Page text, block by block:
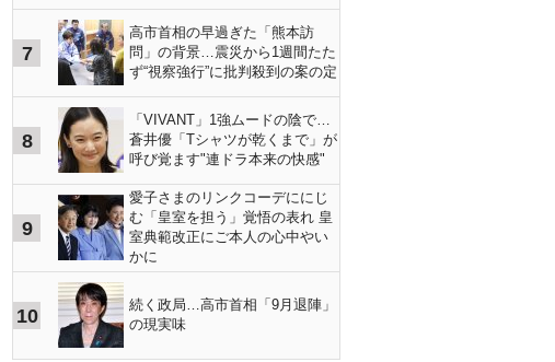
7
高市首相の早過ぎた「熊本訪
問」の背景…震災から1週間たた
ず“視察強行”に批判殺到の案の定
8
「VIVANT」1強ムードの陰で…
蒼井優「Tシャツが乾くまで」が
呼び覚ます"連ドラ本来の快感"
9
愛子さまのリンクコーデににじ
む「皇室を担う」覚悟の表れ 皇
室典範改正にご本人の心中やい
かに
10
続く政局…高市首相「9月退陣」
の現実味